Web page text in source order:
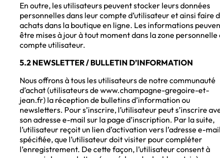
En outre, les utilisateurs peuvent stocker leurs données
personnelles dans leur compte d’utilisateur et ainsi faire
achats dans la boutique en ligne. Les informations
être mises à jour à tout moment dans la zone personnelle
compte utilisateur.
5.2 NEWSLETTER / BULLETIN D’INFORMATION
Nous offrons à tous les utilisateurs de notre communauté
d’achat (utilisateurs de www.champagne-gregoire-et-
jean.fr) la réception de bulletins d’information ou
newsletters. Pour s’inscrire, l’utilisateur peut s’inscrire
son adresse e-mail sur la page d’inscription. Par la suite,
l’utilisateur reçoit un lien d’activation vers l’adresse e-
spécifiée, que l’utilisateur doit visiter pour compléter
l’enregistrement. De cette façon, l’utilisateur consent à